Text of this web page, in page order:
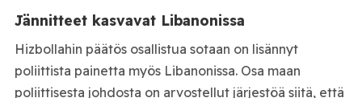
Jännitteet kasvavat Libanonissa
Hizbollahin päätös osallistua sotaan on lisännyt
poliittista painetta myös Libanonissa. Osa maan
poliittisesta johdosta on arvostellut järjestöä siitä, että